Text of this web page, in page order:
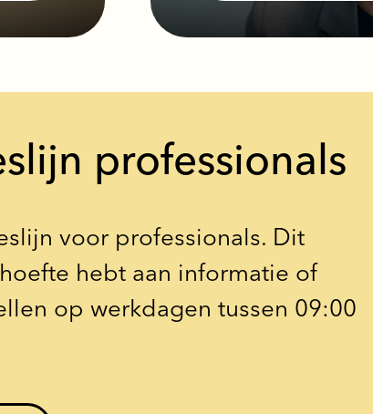
professionals
voor professionals. Dit
hebt aan informatie of
op werkdagen tussen 09:00